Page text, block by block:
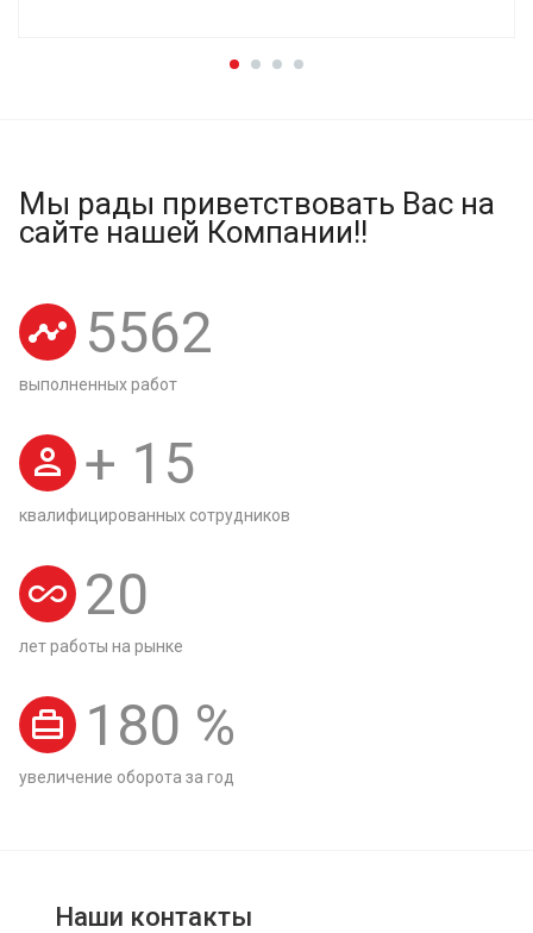
Мы рады приветствовать Вас на
сайте нашей Компании!!
5562
выполненных работ
+ 15
квалифицированных сотрудников
20
лет работы на рынке
180 %
увеличение оборота за год
Наши контакты